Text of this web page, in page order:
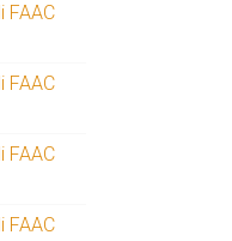
FAAC
FAAC
FAAC
FAAC